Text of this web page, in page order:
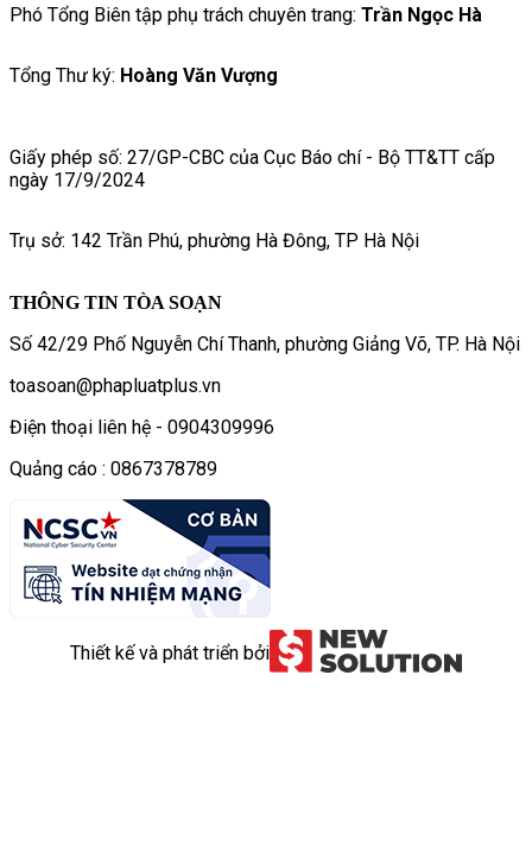
Phó Tổng Biên tập phụ trách chuyên trang: Trần Ngọc Hà
Tổng Thư ký: Hoàng Văn Vượng
Giấy phép số: 27/GP-CBC của Cục Báo chí - Bộ TT&TT cấp
ngày 17/9/2024
Trụ sở: 142 Trần Phú, phường Hà Đông, TP Hà Nội
THÔNG TIN TÒA SOẠN
Số 42/29 Phố Nguyễn Chí Thanh, phường Giảng Võ, TP. Hà Nội
toasoan@phapluatplus.vn
Điện thoại liên hệ - 0904309996
Quảng cáo : 0867378789
Thiết kế và phát triển bởi